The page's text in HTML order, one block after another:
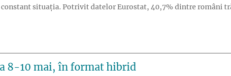
constant situația. Potrivit datelor Eurostat, 40,7% dintre români
8-10 mai, în format hibrid